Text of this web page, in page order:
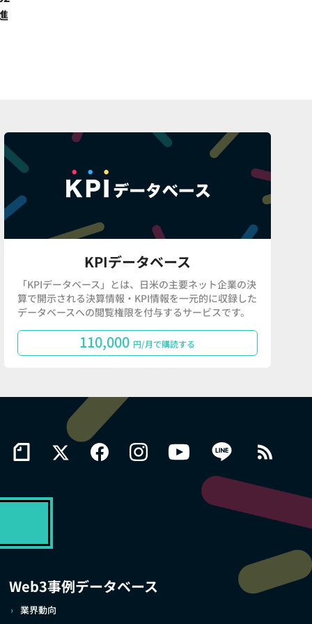
KPIデータベース
「KPIデータベース」とは、日米の主要ネット企業の決
算で開示される決算情報・KPI情報を一元的に収録した
データベースへの閲覧権限を付与するサービスです。
110,000 円/月で購読する
Web3事例データベース
業界動向